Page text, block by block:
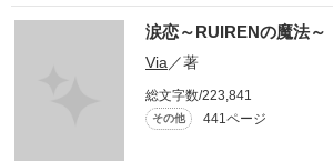
イケメンシリーズ相関図
第一弾から第十弾
作品を読むのに役立てばと思います
涙恋～RUIRENの魔法～
Via ／著
総文字数/223,841
その他 441ページ